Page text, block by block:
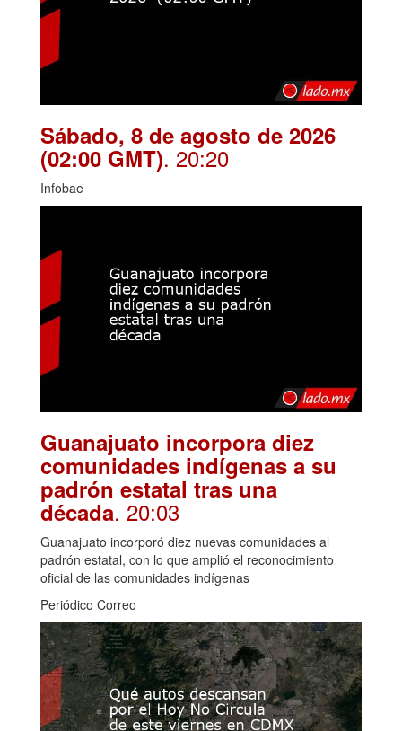
Sábado, 8 de agosto de 2026
(02:00 GMT). 20:20
Infobae
Guanajuato incorpora diez
comunidades indígenas a su
padrón estatal tras una
década. 20:03
Guanajuato incorporó diez nuevas comunidades al
padrón estatal, con lo que amplió el reconocimiento
oficial de las comunidades indígenas
Periódico Correo